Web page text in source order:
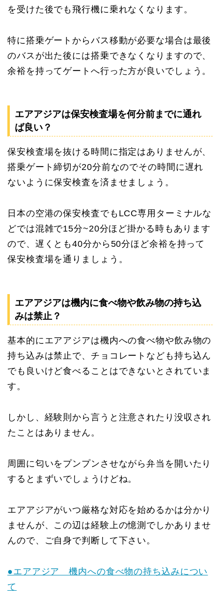
を受けた後でも飛行機に乗れなくなります。
特に搭乗ゲートからバス移動が必要な場合は最後
のバスが出た後には搭乗できなくなりますので、
余裕を持ってゲートへ行った方が良いでしょう。
エアアジアは保安検査場を何分前までに通れ
ば良い？
保安検査場を抜ける時間に指定はありませんが、
搭乗ゲート締切が20分前なのでその時間に遅れ
ないように保安検査を済ませましょう。
日本の空港の保安検査でもLCC専用ターミナルな
どでは混雑で15分~20分ほど掛かる時もあります
ので、遅くとも40分から50分ほど余裕を持って
保安検査場を通りましょう。
エアアジアは機内に食べ物や飲み物の持ち込
みは禁止？
基本的にエアアジアは機内への食べ物や飲み物の
持ち込みは禁止で、チョコレートなども持ち込ん
でも良いけど食べることはできないとされていま
す。
しかし、経験則から言うと注意されたり没収され
たことはありません。
周囲に匂いをプンプンさせながら弁当を開いたり
するとまずいでしょうけどね。
エアアジアがいつ厳格な対応を始めるかは分かり
ませんが、この辺は経験上の憶測でしかありませ
んので、ご自身で判断して下さい。
●エアアジア 機内への食べ物の持ち込みについ
て